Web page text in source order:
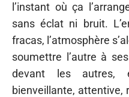
l’instant où ça
sans éclat ni bruit.
fracas, l’atmosphère
soumettre l’autre à
devant les autres,
bienveillante, attentive,